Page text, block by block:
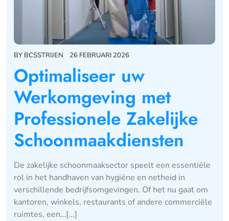
BY BCSSTRIJEN 26 FEBRUARI 2026
Optimaliseer uw
Werkomgeving met
Professionele Zakelijke
Schoonmaakdiensten
De zakelijke schoonmaaksector speelt een essentiële
rol in het handhaven van hygiëne en netheid in
verschillende bedrijfsomgevingen. Of het nu gaat om
kantoren, winkels, restaurants of andere commerciële
ruimtes, een…[...]